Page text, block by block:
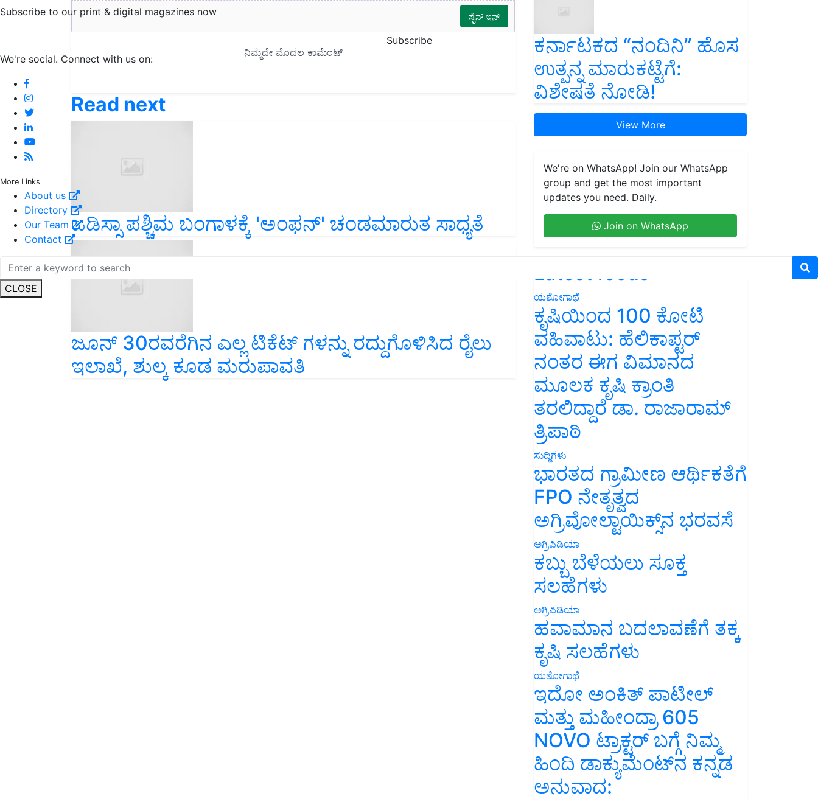
Subscribe to our print & digital magazines now
Subscribe
We're social. Connect with us on:
More Links
About us
Directory
Our Team
Contact
CLOSE
Read next
ಒಡಿಸ್ಸಾ ಪಶ್ಚಿಮ ಬಂಗಾಳಕ್ಕೆ 'ಅಂಫನ್' ಚಂಡಮಾರುತ ಸಾಧ್ಯತೆ
ಜೂನ್ 30ರವರೆಗಿನ ಎಲ್ಲ ಟಿಕೆಟ್ ಗಳನ್ನು ರದ್ದುಗೊಳಿಸಿದ ರೈಲು
ಇಲಾಖೆ, ಶುಲ್ಕ ಕೂಡ ಮರುಪಾವತಿ
ಕರ್ನಾಟಕದ “ನಂದಿನಿ” ಹೊಸ
ಉತ್ಪನ್ನ ಮಾರುಕಟ್ಟೆಗೆ:
ವಿಶೇಷತೆ ನೋಡಿ!
View More
We're on WhatsApp! Join our WhatsApp
group and get the most important
updates you need. Daily.
Join on WhatsApp
Latest feeds
ಯಶೋಗಾಥೆ
ಕೃಷಿಯಿಂದ 100 ಕೋಟಿ
ವಹಿವಾಟು: ಹೆಲಿಕಾಪ್ಟರ್
ನಂತರ ಈಗ ವಿಮಾನದ
ಮೂಲಕ ಕೃಷಿ ಕ್ರಾಂತಿ
ತರಲಿದ್ದಾರೆ ಡಾ. ರಾಜಾರಾಮ್
ತ್ರಿಪಾಠಿ
ಸುದ್ದಿಗಳು
ಭಾರತದ ಗ್ರಾಮೀಣ ಆರ್ಥಿಕತೆಗೆ
FPO ನೇತೃತ್ವದ
ಅಗ್ರಿವೋಲ್ಟಾಯಿಕ್ಸ್‌ನ ಭರವಸೆ
ಅಗ್ರಿಪಿಡಿಯಾ
ಕಬ್ಬು ಬೆಳೆಯಲು ಸೂಕ್ತ
ಸಲಹೆಗಳು
ಅಗ್ರಿಪಿಡಿಯಾ
ಹವಾಮಾನ ಬದಲಾವಣೆಗೆ ತಕ್ಕ
ಕೃಷಿ ಸಲಹೆಗಳು
ಯಶೋಗಾಥೆ
ಇದೋ ಅಂಕಿತ್ ಪಾಟೀಲ್
ಮತ್ತು ಮಹೀಂದ್ರಾ 605
NOVO ಟ್ರಾಕ್ಟರ್ ಬಗ್ಗೆ ನಿಮ್ಮ
ಹಿಂದಿ ಡಾಕ್ಯುಮೆಂಟ್‌ನ ಕನ್ನಡ
ಅನುವಾದ: